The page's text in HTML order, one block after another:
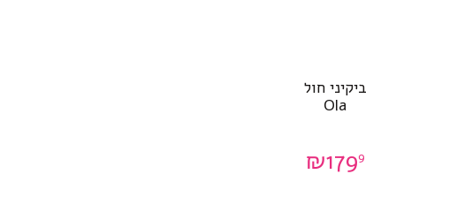
למוצר
זה
ניתן
לבחור
ביקיני חול
Ola
₪1799